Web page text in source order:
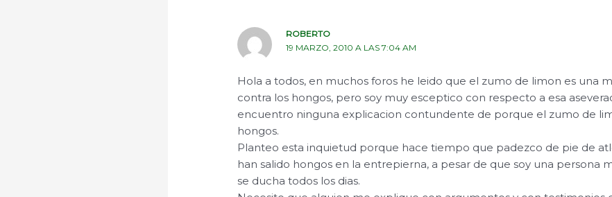
ROBERTO
19 MARZO, 2010 A LAS 7:04 AM
Hola a todos, en muchos foros he leido que el zumo de limon es una
contra los hongos, pero soy muy esceptico con respecto a esa
encuentro ninguna explicacion contundente de porque el zumo de
hongos.
Planteo esta inquietud porque hace tiempo que padezco de pie de
han salido hongos en la entrepierna, a pesar de que soy una persona
se ducha todos los dias.